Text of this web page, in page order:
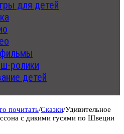
для детей
ролики
детей
почитать/Сказки/Удивительное
с дикими гусями по Швеции